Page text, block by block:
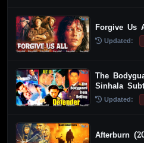
Forgive Us
Updated:
The
Sinhala
Updated:
Afterburn